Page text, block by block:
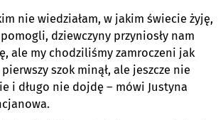
nie wiedziałam, w jakim świecie żyję,
dziewczyny przyniosły nam
ale my chodziliśmy zamroczeni jak
pierwszy szok minął, ale jeszcze nie
i długo nie dojdę – mówi Justyna